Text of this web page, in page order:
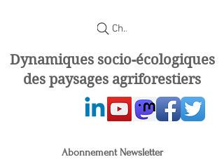
Chercher
Dynamiques socio-écologiques
des paysages agriforestiers
Abonnement Newsletter